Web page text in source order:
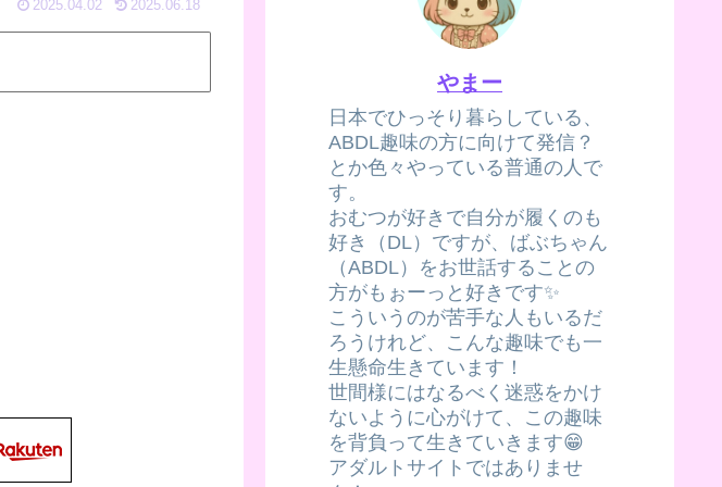
2025.04.02 2025.06.18
やまー
日本でひっそり暮らしている、
ABDL趣味の方に向けて発信？
とか色々やっている普通の人で
す。
おむつが好きで自分が履くのも
好き（DL）ですが、ばぶちゃん
（ABDL）をお世話することの
方がもぉーっと好きです✨
こういうのが苦手な人もいるだ
ろうけれど、こんな趣味でも一
生懸命生きています！
世間様にはなるべく迷惑をかけ
ないように心がけて、この趣味
を背負って生きていきます😁
アダルトサイトではありませ